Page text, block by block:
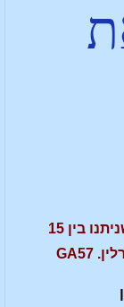
סדרה של שמונה-עשרה הרצאות שניתנו בין 15